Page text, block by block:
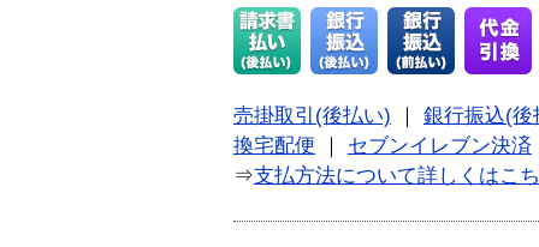
売掛取引(後払い)
銀行振込(後
換宅配便
セブンイレブン決済
⇒支払方法について詳しくはこ